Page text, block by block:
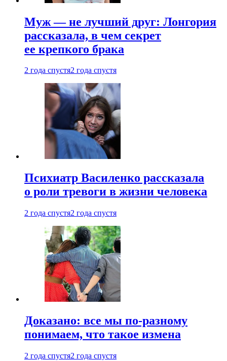
Муж — не лучший друг: Лонгория
рассказала, в чем секрет
ее крепкого брака
2 года спустя2 года спустя
Психиатр Василенко рассказала
о роли тревоги в жизни человека
2 года спустя2 года спустя
Доказано: все мы по-разному
понимаем, что такое измена
2 года спустя2 года спустя